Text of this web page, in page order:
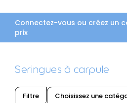
Connectez-vous ou créez un
prix
Seringues à carpule
Filtre Choisissez une